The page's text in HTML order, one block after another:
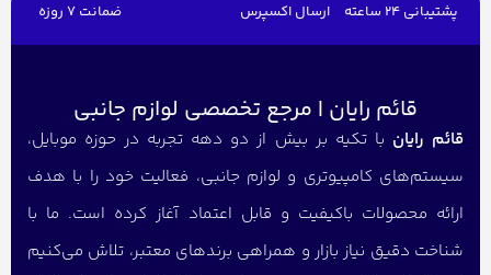
پشتیبانی 24 ساعته ارسال اکسپرس ضمانت 7 روزه
قائم رایان | مرجع تخصصی لوازم جانبی
قائم رایان با تکیه بر بیش از دو دهه تجربه در حوزه موبایل،
سیستم‌های کامپیوتری و لوازم جانبی، فعالیت خود را با هدف
ارائه محصولات باکیفیت و قابل اعتماد آغاز کرده است. ما با
شناخت دقیق نیاز بازار و همراهی برندهای معتبر، تلاش می‌کنیم